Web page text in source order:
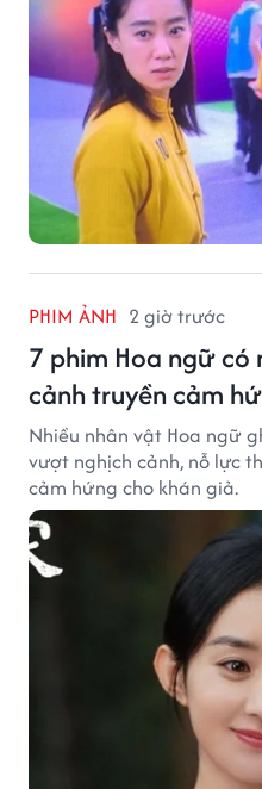
PHIM ẢNH 2 giờ trước
7 phim Hoa ngữ
cảnh truyền cảm
Nhiều nhân vật Hoa ngữ
vượt nghịch cảnh, nỗ lực
cảm hứng cho khán giả.